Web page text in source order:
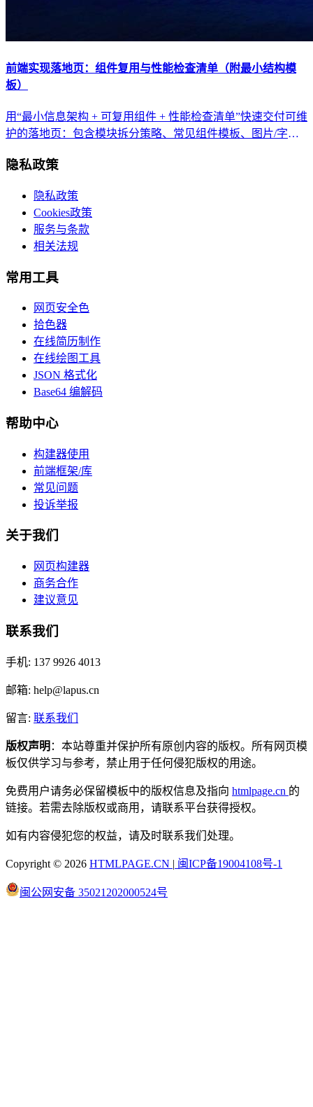
前端实现落地页：组件复用与性能检查清单（附最小结构模
板）
用“最小信息架构 + 可复用组件 + 性能检查清单”快速交付可维
护的落地页：包含模块拆分策略、常见组件模板、图片/字体/
隐私政策
隐私政策
Cookies政策
服务与条款
相关法规
常用工具
网页安全色
拾色器
在线简历制作
在线绘图工具
JSON 格式化
Base64 编解码
帮助中心
构建器使用
前端框架/库
常见问题
投诉举报
关于我们
网页构建器
商务合作
建议意见
联系我们
手机: 137 9926 4013
邮箱: help@lapus.cn
留言: 联系我们
版权声明 ：本站尊重并保护所有原创内容的版权。所有网页模
板仅供学习与参考，禁止用于任何侵犯版权的用途。
免费用户请务必保留模板中的版权信息及指向 htmlpage.cn 的
链接。若需去除版权或商用，请联系平台获得授权。
如有内容侵犯您的权益，请及时联系我们处理。
Copyright © 2026 HTMLPAGE.CN | 闽ICP备19004108号-1
闽公网安备 35021202000524号